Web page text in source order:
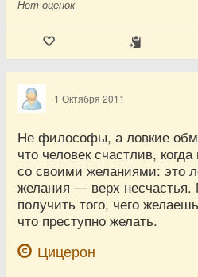
Нет оценок
1 Октября 2011
Не философы, а ловкие
что человек счастлив,
со своими желаниями: это
желания — верх несчастья.
получить того, чего
что преступно желать.
Цицерон